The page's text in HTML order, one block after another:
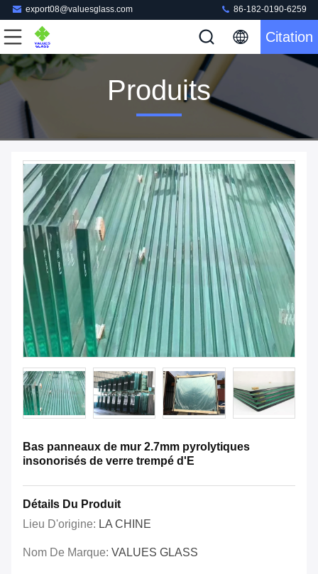
export08@valuesglass.com 86-182-0190-6259
Citation
Produits
Bas panneaux de mur 2.7mm pyrolytiques
insonorisés de verre trempé d'E
Détails Du Produit
Lieu D'origine: LA CHINE
Nom De Marque: VALUES GLASS